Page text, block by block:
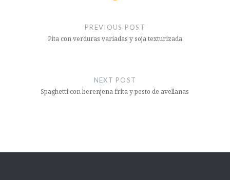
PREVIOUS POST
Pita con verduras variadas y soja texturizada
NEXT POST
Spaghetti con berenjena frita y pesto de avellanas